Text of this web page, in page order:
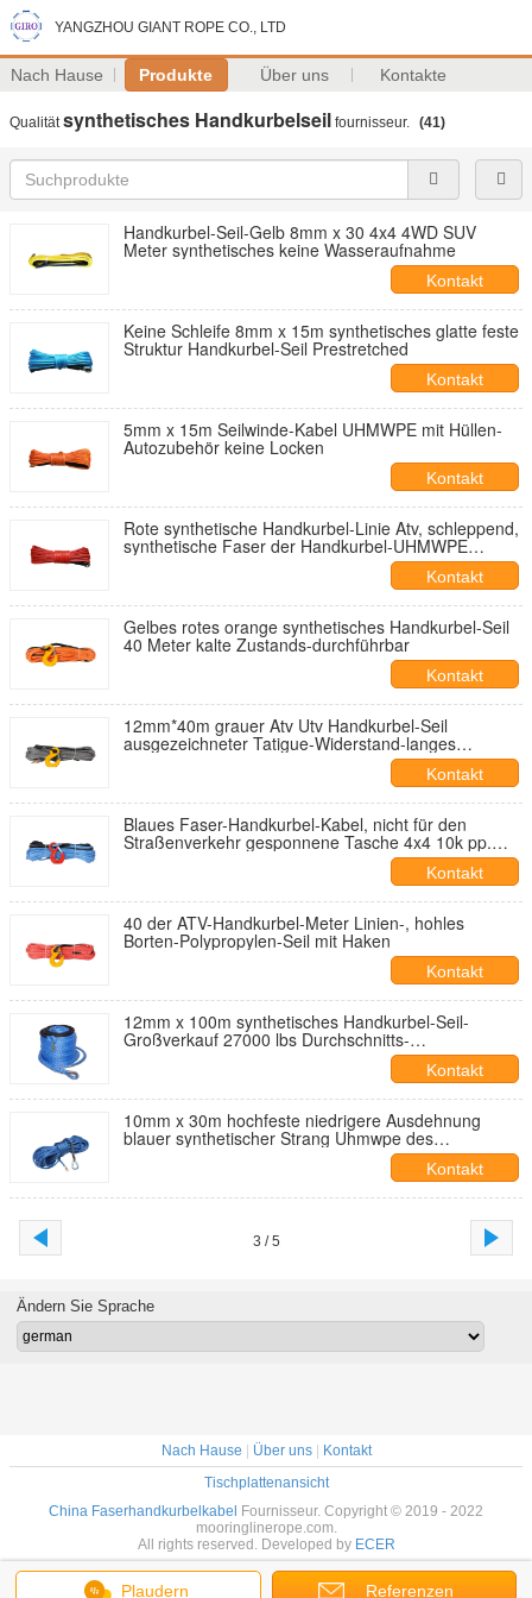
YANGZHOU GIANT ROPE CO., LTD
Nach Hause Produkte Über uns Kontakte
Qualitätsynthetisches Handkurbelseil fournisseur. (41)
Handkurbel-Seil-Gelb 8mm x 30 4x4 4WD SUV
Meter synthetisches keine Wasseraufnahme
Kontakt
Keine Schleife 8mm x 15m synthetisches glatte feste
Struktur Handkurbel-Seil Prestretched
Kontakt
5mm x 15m Seilwinde-Kabel UHMWPE mit Hüllen-
Autozubehör keine Locken
Kontakt
Rote synthetische Handkurbel-Linie Atv, schleppend,
synthetische Faser der Handkurbel-UHMWPE
Kontakt
Gelbes rotes orange synthetisches Handkurbel-Seil
40 Meter kalte Zustands-durchführbar
Kontakt
12mm*40m grauer Atv Utv Handkurbel-Seil
ausgezeichneter Tatigue-Widerstand-langes
Kontakt
Blaues Faser-Handkurbel-Kabel, nicht für den
Straßenverkehr gesponnene Tasche 4x4 10k pp.
Kontakt
40 der ATV-Handkurbel-Meter Linien-, hohles
Borten-Polypropylen-Seil mit Haken
Kontakt
12mm x 100m synthetisches Handkurbel-Seil-
Großverkauf 27000 lbs Durchschnitts-
Kontakt
10mm x 30m hochfeste niedrigere Ausdehnung
blauer synthetischer Strang Uhmwpe des
Kontakt
3 / 5
Plaudern Referenzen
Ändern Sie Sprache
Nach Hause Über uns|
Kontakt
Tischplattenansicht
China Faserhandkurbelkabel
Fournisseur. Copyright © 2019 - 2022
mooringlinerope.com.
All rights reserved. Developed by ECER